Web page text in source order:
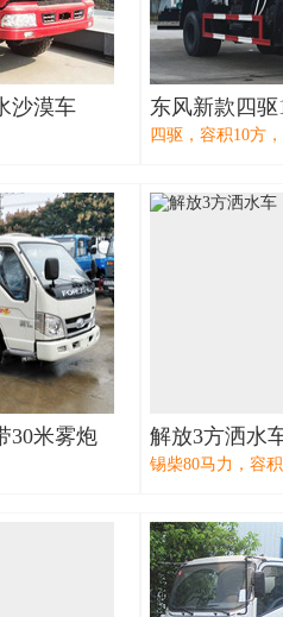
沙漠车 东风新款四
四驱，容积10方
30米雾炮 解放3方洒水
锡柴80马力，容